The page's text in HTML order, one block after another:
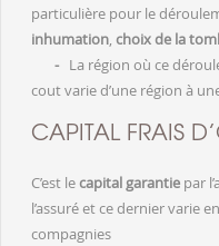
particulière pour le
inhumation,choix de la
- La région où ce
cout varie d’une région à
CAPITAL FRAIS
C’est lecapital garantie par
l’assuré et ce dernier varie
compagnies